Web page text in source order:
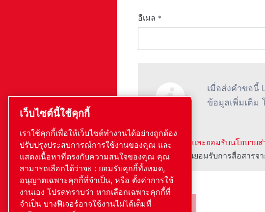
อีเมล *
เมื่อส่งคําขอนี้
ข้อมูลเพิ่มเติม
ฉันได้อ่านและยอมรับนโยบาย
ข้าพเจ้ายินยอมรับการสื่อสารจ
เว็บไซต์นี้ใช้คุกกี้
เราใช้คุกกี้เพื่อให้เว็บไซต์ทำงานได้อย่างถูกต้อง
ปรับปรุงประสบการณ์การใช้งานของคุณ และ
แสดงเนื้อหาที่ตรงกับความสนใจของคุณ คุณ
สามารถเลือกได้ว่าจะ : ยอมรับคุกกี้ทั้งหมด,
อนุญาตเฉพาะคุกกี้ที่จำเป็น, หรือ ตั้งค่าการใช้
งานเอง โปรดทราบว่า หากเลือกเฉพาะคุกกี้ที่
จำเป็น บางฟีเจอร์อาจใช้งานไม่ได้เต็มที่